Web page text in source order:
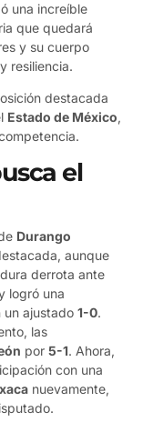
una increíble
que quedará
y su cuerpo
resiliencia.
destacada
Estado de México,
el
Durango
aunque
derrota ante
logró una
un ajustado 1-0.
las
por 5-1. Ahora,
con una
nuevamente,